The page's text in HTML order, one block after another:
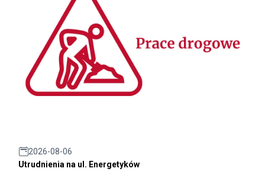
2026-08-06
Utrudnienia na ul. Energetyków